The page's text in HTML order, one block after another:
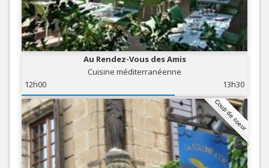
Au Rendez-Vous des Amis
Cuisine méditerranéenne
12h00
13h30
Coup de coeur